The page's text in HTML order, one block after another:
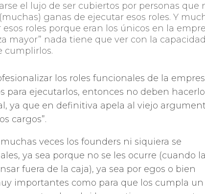
el lujo de ser cubiertos por personas que
ganas de ejecutar esos roles. Y
roles porque eran los únicos en la
mayor” nada tiene que ver con la
cumplirlos.
los roles funcionales de la
para ejecutarlos, entonces no deben
ya que en definitiva apela al viejo
cargos”.
veces los founders ni siquiera se
ya sea porque no se les ocurre (cuando
fuera de la caja), ya sea por egos o bien
importantes como para que los cumpla un